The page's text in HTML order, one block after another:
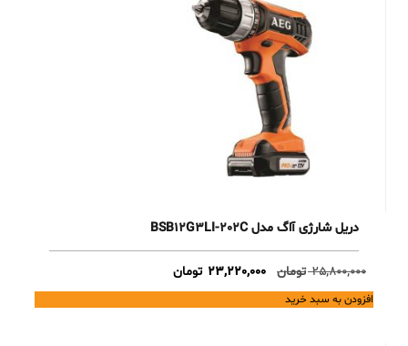
دریل شارژی آاگ مدل BSB12G3LI-202C
25,800,000 تومان
Original
price
was:
23,220,000 تومانCurrent
price
is:
افزودن به سبد خرید